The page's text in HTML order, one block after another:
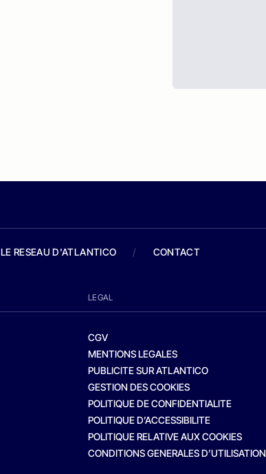
LE RESEAU D'ATLANTICO / CONTACT
LEGAL
CGV
MENTIONS LEGALES
PUBLICITE SUR ATLANTICO
GESTION DES COOKIES
POLITIQUE DE CONFIDENTIALITE
POLITIQUE D’ACCESSIBILITE
POLITIQUE RELATIVE AUX COOKIES
CONDITIONS GENERALES D’UTILISATION